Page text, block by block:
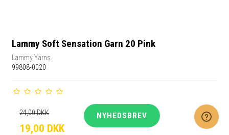
Lammy Soft Sensation Garn 20 Pink
Lammy Yarns
99808-0020
24,00 DKK
19,00 DKK
NYHEDSBREV